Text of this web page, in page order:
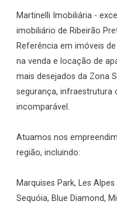
Martinelli Imobiliária -
imobiliário de Ribeirão
Referência em imóveis
na venda e locação de
mais desejados da Zona
segurança, infraestrutura
incomparável.
Atuamos nos
região, incluindo:
Marquises Park, Les
Sequóia, Blue Diamond,